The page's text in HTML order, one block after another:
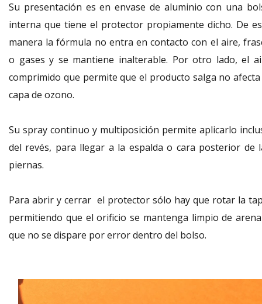
Su presentación es en envase de aluminio con una
interna que tiene el protector propiamente dicho. De
manera la fórmula no entra en contacto con el aire,
o gases y se mantiene inalterable. Por otro lado, el
comprimido que permite que el producto salga no
capa de ozono.
Su spray continuo y multiposición permite aplicarlo
del revés, para llegar a la espalda o cara posterior de
piernas.
Para abrir y cerrar el protector sólo hay que rotar la
permitiendo que el orificio se mantenga limpio de
que no se dispare por error dentro del bolso.